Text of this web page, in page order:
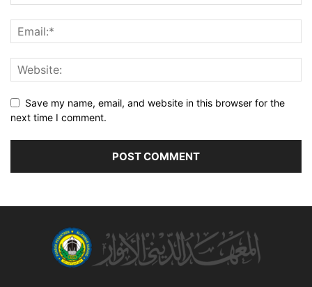
Save my name, email, and website in this browser for the
next time I comment.